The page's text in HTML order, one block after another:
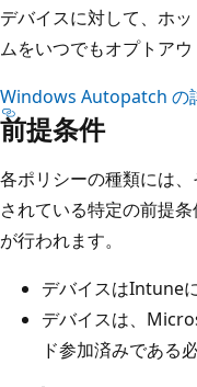
デバイスに対して、ホ
ムをいつでもオプトアウ
Windows Autopatch の
前提条件
各ポリシーの種類には
されている特定の前提
が行われます。
デバイスはIntune
デバイスは、
ド参加済みである